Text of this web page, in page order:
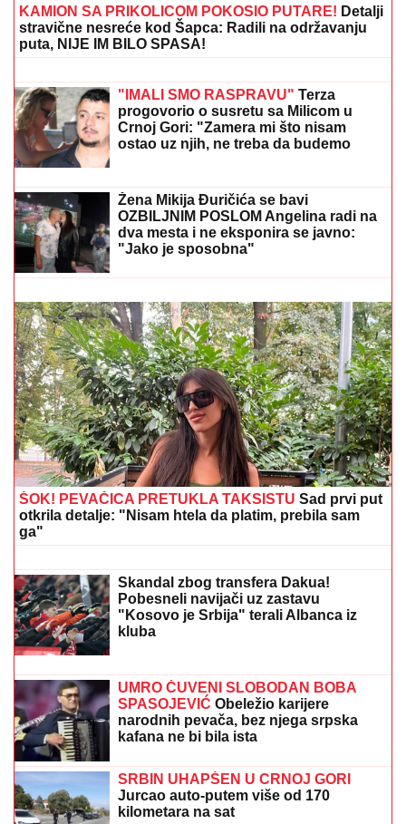
KAMION SA PRIKOLICOM POKOSIO PUTARE!Detalji
stravične nesreće kod Šapca: Radili na održavanju
puta, NIJE IM BILO SPASA!
MNOGE OD OVIH PESAMA
OBOŽAVATE
Dino Merlin obradio od stranih
spisak
"IMALI SMO RASPRAVU"Terza
progovorio o susretu sa Milicom u
Crnoj Gori: "Zamera mi što nisam
ostao uz njih, ne treba da budemo
Kulići" (VIDEO)
DOJAVA O BOMBI NA AUTOBUSKOJ STANICIDrama
u Prištini: Sve vrvi od policije
dva mesta i ne eksponira se javno:
"Jako je sposobna"
UMRO POZNATI MUZIČAR,